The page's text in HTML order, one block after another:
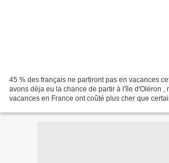
45 % des français ne partiront pas en vacances
avons déja eu la chance de partir à l'île d'Oléron ,
vacances en France ont coûté plus cher que